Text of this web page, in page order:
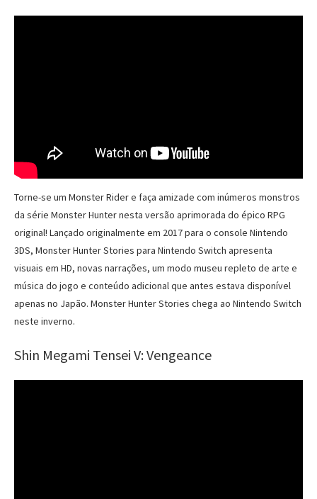
Torne-se um Monster Rider e faça amizade com inúmeros monstros
da série Monster Hunter nesta versão aprimorada do épico RPG
original! Lançado originalmente em 2017 para o console Nintendo
3DS, Monster Hunter Stories para Nintendo Switch apresenta
visuais em HD, novas narrações, um modo museu repleto de arte e
música do jogo e conteúdo adicional que antes estava disponível
apenas no Japão. Monster Hunter Stories chega ao Nintendo Switch
neste inverno.
Shin Megami Tensei V: Vengeance